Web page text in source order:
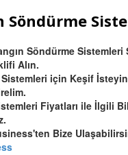
Söndürme
Söndürme Sistemleri
Alın.
Sistemleri için Keşif
Fiyatları ile İlgili
Bize